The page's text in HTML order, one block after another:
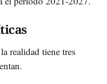
realidad tiene tres